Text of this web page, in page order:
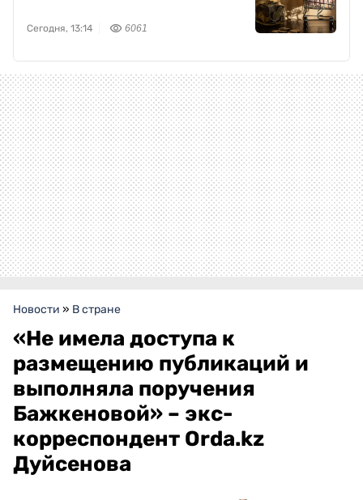
Сегодня, 13:14 6061
Новости » В стране
«Не имела доступа к
размещению публикаций и
выполняла поручения
Бажкеновой» – экс-
корреспондент Orda.kz
Дуйсенова